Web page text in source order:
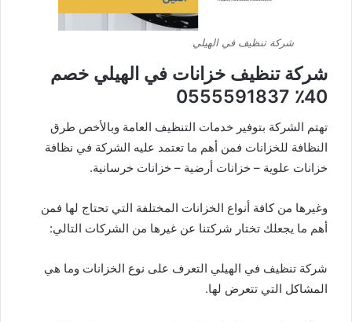
شركة تنظيف في الهيلي
شركة تنظيف خزانات في الهيلي خصم
40٪ 0555591837
تهتم الشركة بتوفير خدمات التنظيف العامة وبالأخص طرق
النظافة للخزانات فمن أهم ما تعتمد عليه الشركة في نظافة
خزانات علوية – خزانات أرضية – خزانات خرسانية.
وغيرها من كافة أنواع الخزانات المختلفة التي تحتاج لها فمن
أهم ما يجعلك تختار شركتنا عن غيرها من الشركات التالي:
شركة تنظيف في الهيلي التعرف على نوع الخزانات وما هي
المشاكل التي تتعرض لها.